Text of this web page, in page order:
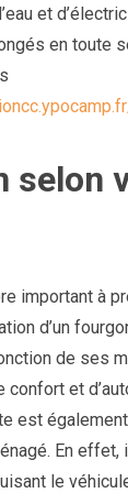
et
en toute
selon
important à
d’un
de ses
et
est
En
le